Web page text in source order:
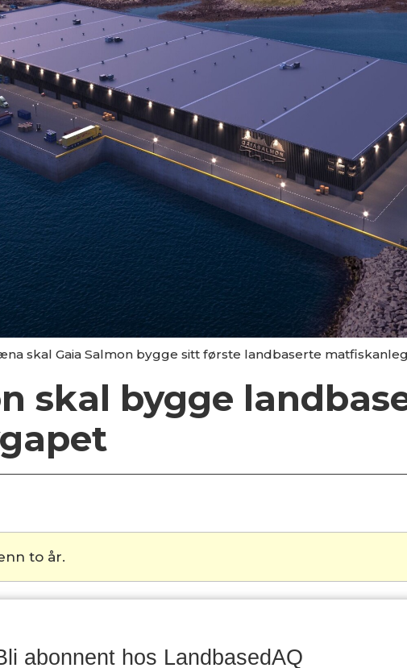
skal Gaia Salmon bygge sitt første landbaserte
skal bygge
to år.
abonnent hos LandbasedAQ